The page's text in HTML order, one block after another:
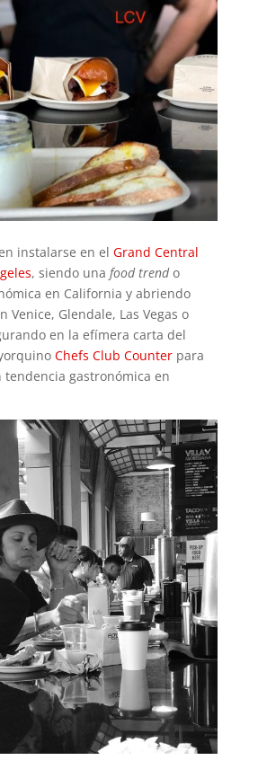
instalarse en el Grand Central
, siendo una food trendo
en California y abriendo
Venice, Glendale, Las Vegas o
en la efímera carta del
Chefs Club Counter para
gastronómica en